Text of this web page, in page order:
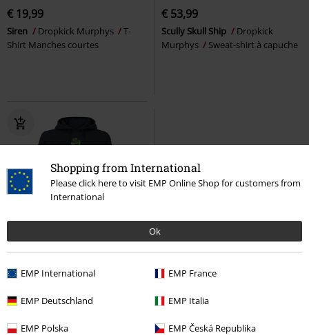
Shopping from International
Please click here to visit EMP Online Shop for customers from
International
Ok
EMP International EMP France
EMP Deutschland EMP Italia
EMP Polska EMP Česká Republika
€ 19,99
Siren Dropkick Murphys
T-
Shirt Manches courtes
€ 53,99
Scully Skull Ship
Dropkick
Murphys
Sweat-shirt à capuche
Stock faible
€ 48,99
Sweat-shirt à capuche